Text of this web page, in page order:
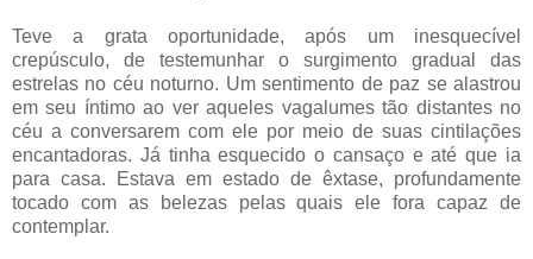
Teve a grata oportunidade, após um inesquecível
crepúsculo, de testemunhar o surgimento gradual das
estrelas no céu noturno. Um sentimento de paz se alastrou
em seu íntimo ao ver aqueles vagalumes tão distantes no
céu a conversarem com ele por meio de suas cintilações
encantadoras. Já tinha esquecido o cansaço e até que ia
para casa. Estava em estado de êxtase, profundamente
tocado com as belezas pelas quais ele fora capaz de
contemplar.